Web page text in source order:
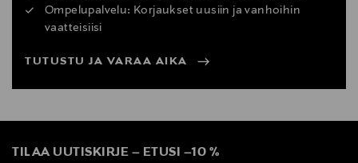
Ompelupalvelu: Korjaukset uusiin ja vanhoihin
vaatteisiisi
TUTUSTU JA VARAA AIKA
TILAA UUTISKIRJE – ETUSI –10 %